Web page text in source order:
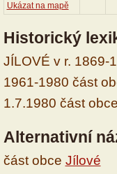
Ukázat na mapě
Historický
JÍLOVÉ v r. 1869-
1961-1980 část
1.7.1980 část
Alternativní
část obce Jílové